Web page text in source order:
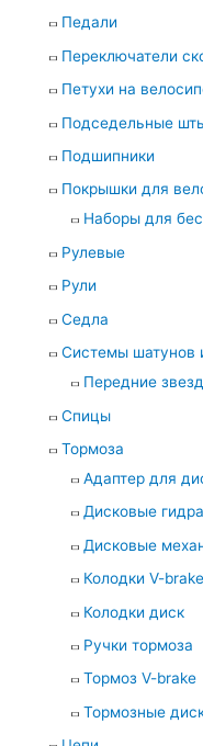
Педали
Переключатели
Петухи на
Подседельные
Подшипники
Покрышки для
Наборы для
Рулевые
Рули
Седла
Системы шатунов
Передние
Спицы
Тормоза
Адаптер для
Дисковые
Дисковые
Колодки V-brake
Колодки диск
Ручки тормоза
Тормоз V-brake
Тормозные